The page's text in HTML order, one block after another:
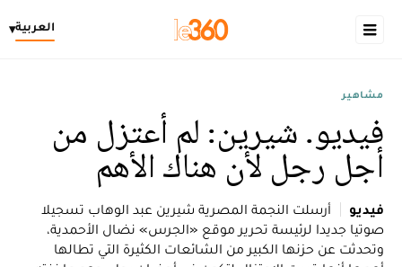
العربية▾
مشاهير
فيديو. شيرين: لم أعتزل من
أجل رجل لأن هناك الأهم
فيديو
أرسلت النجمة المصرية شيرين عبد الوهاب تسجيلا
صوتيا جديدا لرئيسة تحرير موقع «الجرس» نضال الأحمدية،
وتحدثت عن حزنها الكبير من الشائعات الكثيرة التي تطالها